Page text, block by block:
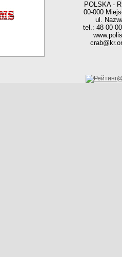
POLSKA -
00-000
ul.
tel.: 48 00